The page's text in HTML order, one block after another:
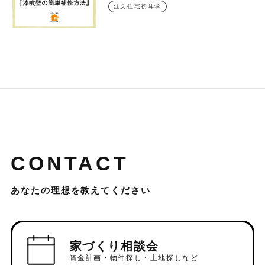
注文住宅初耳学
CONTACT
あなたの理想を教えてください
家づくり相談会
資金計画・物件探し・土地探しなど